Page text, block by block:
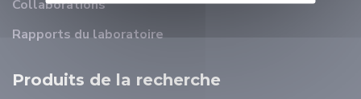
Collaborations
Rapports du laboratoire
Produits de la recherche